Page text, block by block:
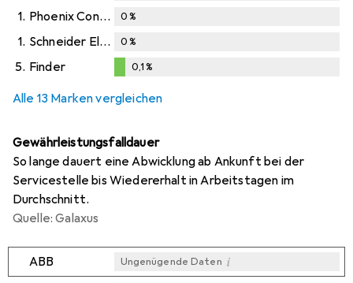
1. Phoenix Contact 0%
1. Schneider Electric 0%
5. Finder 0,1%
Alle 13 Marken vergleichen
Gewährleistungsfalldauer
So lange dauert eine Abwicklung ab Ankunft bei der
Servicestelle bis Wiedererhalt in Arbeitstagen im
Durchschnitt.
Quelle: Galaxus
ABB Ungenügende Daten i